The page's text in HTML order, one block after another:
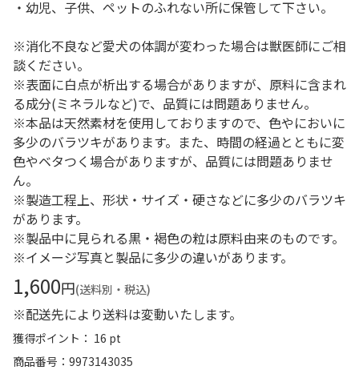
・幼児、子供、ペットのふれない所に保管して下さい。
※消化不良など愛犬の体調が変わった場合は獣医師にご相
談ください。
※表面に白点が析出する場合がありますが、原料に含まれ
る成分(ミネラルなど)で、品質には問題ありません。
※本品は天然素材を使用しておりますので、色やにおいに
多少のバラツキがあります。また、時間の経過とともに変
色やベタつく場合がありますが、品質には問題ありませ
ん。
※製造工程上、形状・サイズ・硬さなどに多少のバラツキ
があります。
※製品中に見られる黒・褐色の粒は原料由来のものです。
※イメージ写真と製品に多少の違いがあります。
1,600円(送料別・税込)
※配送先により送料は変動いたします。
獲得ポイント： 16 pt
商品番号
9973143035